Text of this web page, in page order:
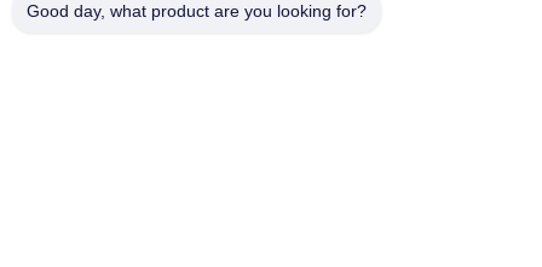
Cina Kualitas Baik Layanan Pemesinan CNC Kustom Pemasok.
Good day, what product are you looking for?